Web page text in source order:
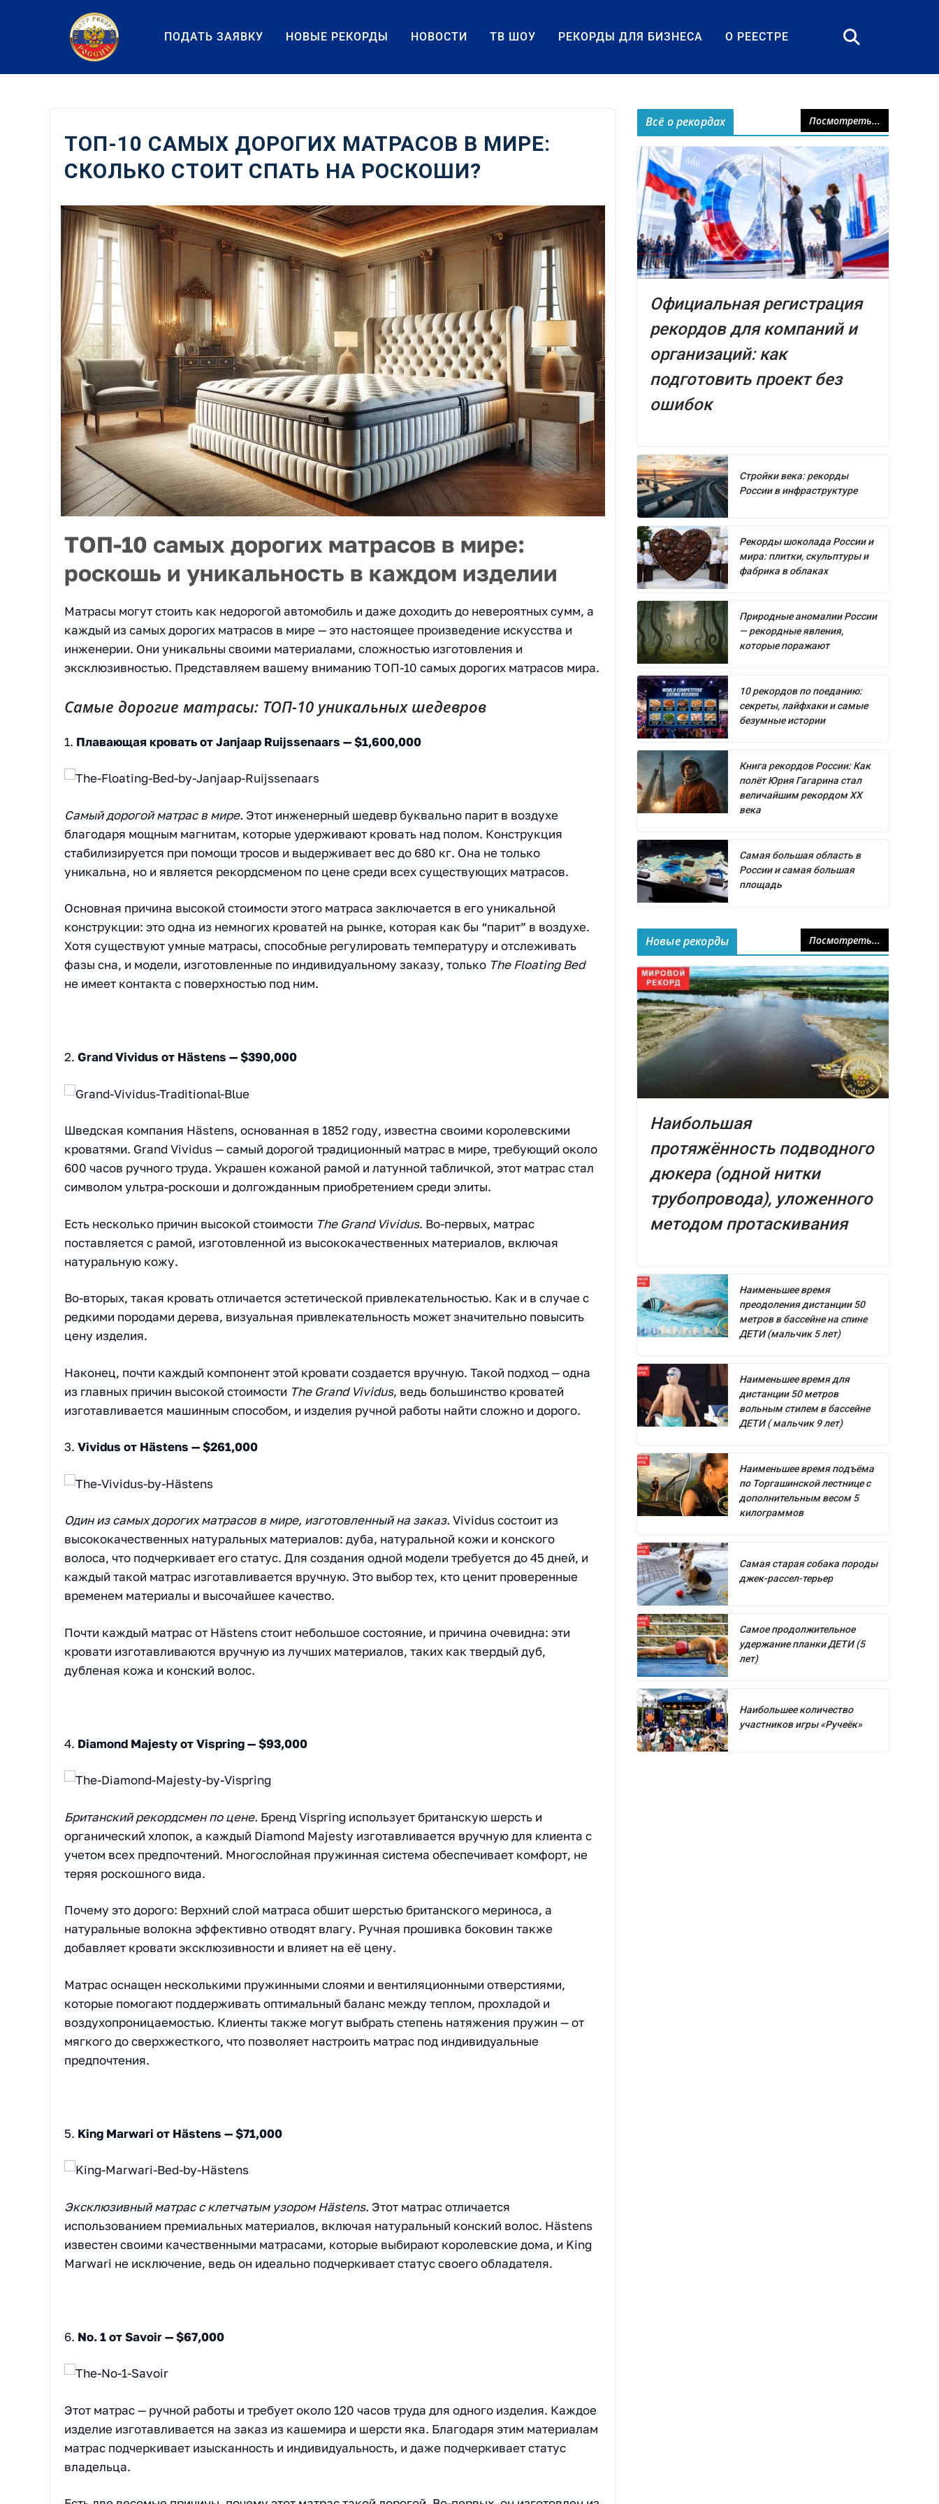
содержанию
ПОДАТЬ ЗАЯВКУ НОВЫЕ РЕКОРДЫ НОВОСТИ ТВ ШОУ РЕКОРДЫ ДЛЯ БИЗНЕСА О РЕЕСТРЕ
ТОП-10 САМЫХ ДОРОГИХ МАТРАСОВ В МИРЕ:
СКОЛЬКО СТОИТ СПАТЬ НА РОСКОШИ?
ТОП-10 самых дорогих матрасов в мире:
роскошь и уникальность в каждом изделии
Матрасы могут стоить как недорогой автомобиль и даже доходить до невероятных сумм, а
каждый из самых дорогих матрасов в мире — это настоящее произведение искусства и
инженерии. Они уникальны своими материалами, сложностью изготовления и
эксклюзивностью. Представляем вашему вниманию ТОП-10 самых дорогих матрасов мира.
Самые дорогие матрасы: ТОП-10 уникальных шедевров
1. Плавающая кровать от Janjaap Ruijssenaars — $1,600,000
Самый дорогой матрас в мире. Этот инженерный шедевр буквально парит в воздухе
благодаря мощным магнитам, которые удерживают кровать над полом. Конструкция
стабилизируется при помощи тросов и выдерживает вес до 680 кг. Она не только
уникальна, но и является рекордсменом по цене среди всех существующих матрасов.
Основная причина высокой стоимости этого матраса заключается в его уникальной
конструкции: это одна из немногих кроватей на рынке, которая как бы “парит” в воздухе.
Хотя существуют умные матрасы, способные регулировать температуру и отслеживать
фазы сна, и модели, изготовленные по индивидуальному заказу, только The Floating Bed
не имеет контакта с поверхностью под ним.
2. Grand Vividus от Hästens — $390,000
Шведская компания Hästens, основанная в 1852 году, известна своими королевскими
кроватями. Grand Vividus — самый дорогой традиционный матрас в мире, требующий около
600 часов ручного труда. Украшен кожаной рамой и латунной табличкой, этот матрас стал
символом ультра-роскоши и долгожданным приобретением среди элиты.
Есть несколько причин высокой стоимости The Grand Vividus. Во-первых, матрас
поставляется с рамой, изготовленной из высококачественных материалов, включая
натуральную кожу.
Во-вторых, такая кровать отличается эстетической привлекательностью. Как и в случае с
редкими породами дерева, визуальная привлекательность может значительно повысить
цену изделия.
Наконец, почти каждый компонент этой кровати создается вручную. Такой подход — одна
из главных причин высокой стоимости The Grand Vividus, ведь большинство кроватей
изготавливается машинным способом, и изделия ручной работы найти сложно и дорого.
3. Vividus от Hästens — $261,000
Один из самых дорогих матрасов в мире, изготовленный на заказ. Vividus состоит из
высококачественных натуральных материалов: дуба, натуральной кожи и конского
волоса, что подчеркивает его статус. Для создания одной модели требуется до 45 дней, и
каждый такой матрас изготавливается вручную. Это выбор тех, кто ценит проверенные
временем материалы и высочайшее качество.
Почти каждый матрас от Hästens стоит небольшое состояние, и причина очевидна: эти
кровати изготавливаются вручную из лучших материалов, таких как твердый дуб,
дубленая кожа и конский волос.
4. Diamond Majesty от Vispring — $93,000
Британский рекордсмен по цене. Бренд Vispring использует британскую шерсть и
органический хлопок, а каждый Diamond Majesty изготавливается вручную для клиента с
учетом всех предпочтений. Многослойная пружинная система обеспечивает комфорт, не
теряя роскошного вида.
Почему это дорого: Верхний слой матраса обшит шерстью британского мериноса, а
натуральные волокна эффективно отводят влагу. Ручная прошивка боковин также
добавляет кровати эксклюзивности и влияет на её цену.
Матрас оснащен несколькими пружинными слоями и вентиляционными отверстиями,
которые помогают поддерживать оптимальный баланс между теплом, прохладой и
воздухопроницаемостью. Клиенты также могут выбрать степень натяжения пружин — от
мягкого до сверхжесткого, что позволяет настроить матрас под индивидуальные
предпочтения.
5. King Marwari от Hästens — $71,000
Эксклюзивный матрас с клетчатым узором Hästens. Этот матрас отличается
использованием премиальных материалов, включая натуральный конский волос. Hästens
известен своими качественными матрасами, которые выбирают королевские дома, и King
Marwari не исключение, ведь он идеально подчеркивает статус своего обладателя.
6. No. 1 от Savoir — $67,000
Этот матрас — ручной работы и требует около 120 часов труда для одного изделия. Каждое
изделие изготавливается на заказ из кашемира и шерсти яка. Благодаря этим материалам
матрас подчеркивает изысканность и индивидуальность, и даже подчеркивает статус
владельца.
Всё о рекордах Посмотреть...
Официальная регистрация
рекордов для компаний и
организаций: как
подготовить проект без
ошибок
Стройки века: рекорды
России в инфраструктуре
Рекорды шоколада России и
мира: плитки, скульптуры и
фабрика в облаках
Природные аномалии России
— рекордные явления,
которые поражают
10 рекордов по поеданию:
секреты, лайфхаки и самые
безумные истории
Книга рекордов России: Как
полёт Юрия Гагарина стал
величайшим рекордом XX
века
Самая большая область в
России и самая большая
площадь
Новые рекорды Посмотреть...
Наибольшая
протяжённость подводного
дюкера (одной нитки
трубопровода), уложенного
методом протаскивания
Наименьшее время
преодоления дистанции 50
метров в бассейне на спине
ДЕТИ (мальчик 5 лет)
Наименьшее время для
дистанции 50 метров
вольным стилем в бассейне
ДЕТИ ( мальчик 9 лет)
Наименьшее время подъёма
по Торгашинской лестнице с
дополнительным весом 5
килограммов
Самая старая собака породы
джек-рассел-терьер
Самое продолжительное
удержание планки ДЕТИ (5
лет)
Наибольшее количество
участников игры «Ручеёк»